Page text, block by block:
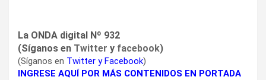
La ONDA digital Nº 932
(Síganos en Twitter y facebook)
(Síganos en Twitter yFacebook)
INGRESE AQUÍ POR MÁS CONTENIDOS EN PORTADA